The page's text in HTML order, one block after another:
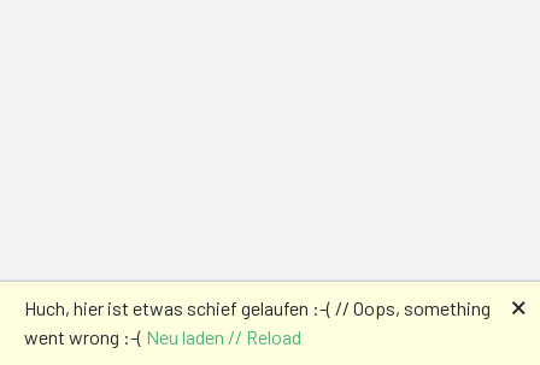
Huch, hier ist etwas schief gelaufen :-( // Oops, something
went wrong :-( Neu laden // Reload
🗙